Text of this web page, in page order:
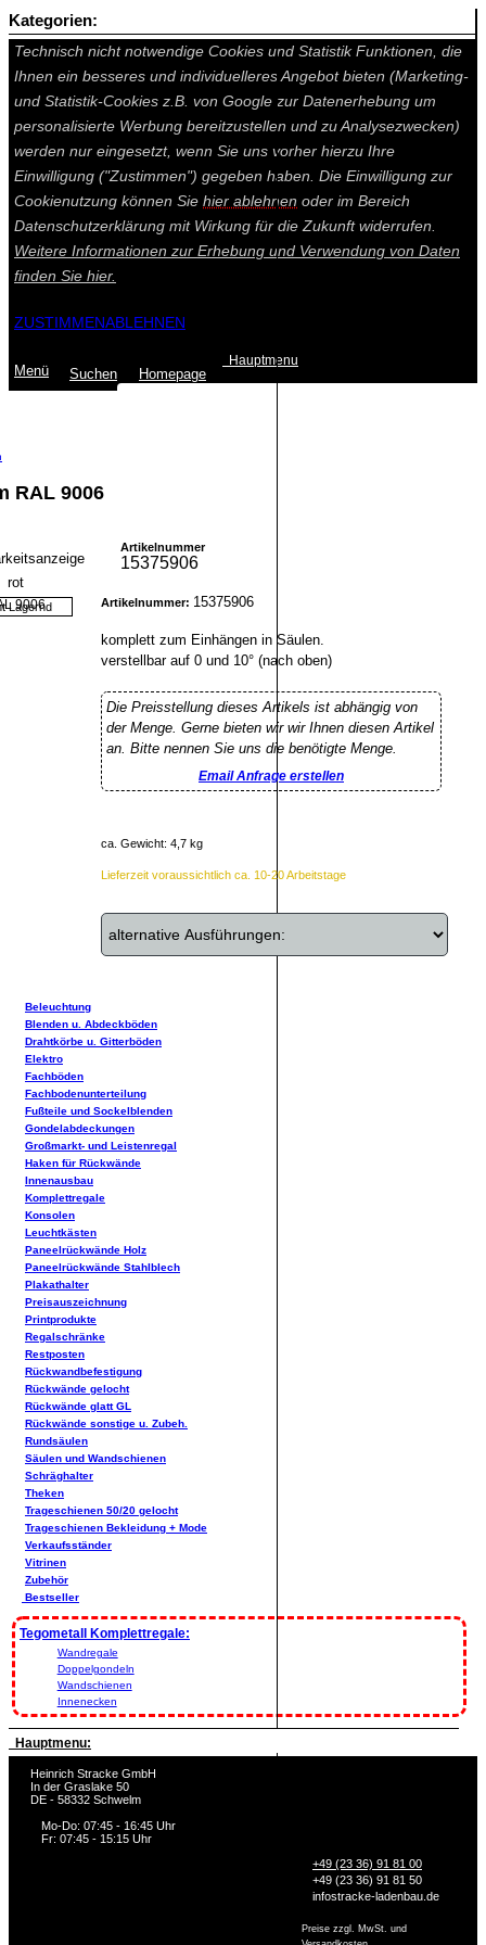
Auf dieser Seite werden technisch notwendige Cookies gesetzt.
Technisch nicht notwendige Cookies und Statistik Funktionen, die
Ihnen ein besseres und individuelleres Angebot bieten (Marketing-
und Statistik-Cookies z.B. von Google zur Datenerhebung um
personalisierte Werbung bereitzustellen und zu Analysezwecken)
werden nur eingesetzt, wenn Sie uns vorher hierzu Ihre
Einwilligung ("Zustimmen") gegeben haben. Die Einwilligung zur
Cookienutzung können Sie hier ablehnen oder im Bereich
Datenschutzerklärung mit Wirkung für die Zukunft widerrufen.
Weitere Informationen zur Erhebung und Verwendung von Daten
finden Sie hier.
ZUSTIMMENABLEHNEN
Menü Suchen Homepage
Hauptmenu
RAL 9006
Lagernd
Artikelnummer
15375906
Artikelnummer: 15375906
komplett zum Einhängen in Säulen.
verstellbar auf 0 und 10° (nach oben)
Die Preisstellung dieses Artikels ist abhängig von
der Menge. Gerne bieten wir wir Ihnen diesen Artikel
an. Bitte nennen Sie uns die benötigte Menge.
Email Anfrage erstellen
ca. Gewicht: 4,7 kg
Lieferzeit voraussichtlich ca. 10-20 Arbeitstage
Kategorien:
Beleuchtung
Blenden u. Abdeckböden
Drahtkörbe u. Gitterböden
Elektro
Fachböden
Fachbodenunterteilung
Fußteile und Sockelblenden
Gondelabdeckungen
Großmarkt- und Leistenregal
Haken für Rückwände
Innenausbau
Komplettregale
Konsolen
Leuchtkästen
Paneelrückwände Holz
Paneelrückwände Stahlblech
Plakathalter
Preisauszeichnung
Printprodukte
Regalschränke
Restposten
Rückwandbefestigung
Rückwände gelocht
Rückwände glatt GL
Rückwände sonstige u. Zubeh.
Rundsäulen
Säulen und Wandschienen
Schräghalter
Theken
Trageschienen 50/20 gelocht
Trageschienen Bekleidung + Mode
Verkaufsständer
Vitrinen
Zubehör
Bestseller
Tegometall Komplettregale:
Wandregale
Doppelgondeln
Wandschienen
Innenecken
Hauptmenu:
Heinrich Stracke GmbH
In der Graslake 50
DE - 58332 Schwelm
Mo-Do: 07:45 - 16:45 Uhr
Fr: 07:45 - 15:15 Uhr
+49 (23 36) 91 81 00
+49 (23 36) 91 81 50
infostracke-ladenbau.de
Preise zzgl. MwSt. und